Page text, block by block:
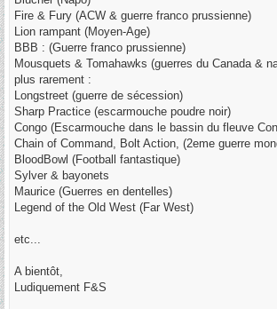
Fire & Fury (ACW & guerre franco prussienne)
Lion rampant (Moyen-Age)
BBB : (Guerre franco prussienne)
Mousquets & Tomahawks (guerres du Canada &
plus rarement :
Longstreet (guerre de sécession)
Sharp Practice (escarmouche poudre noir)
Congo (Escarmouche dans le bassin du fleuve
Chain of Command, Bolt Action, (2eme guerre
BloodBowl (Football fantastique)
Sylver & bayonets
Maurice (Guerres en dentelles)
Legend of the Old West (Far West)
etc...
A bientôt,
Ludiquement F&S